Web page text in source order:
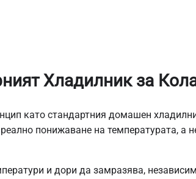
Хладилник за
като стандартния домашен
понижаване на температурата, а
и дори да замразява,